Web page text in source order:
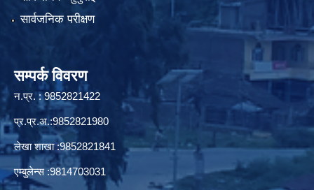
सार्वजनिक परीक्षण
सम्पर्क विवरण
न.प्र. : 9852821422
प्र.प्र.अ.:9852821980
लेखा शाखा :9852821841
एम्बुलेन्स :9814703031